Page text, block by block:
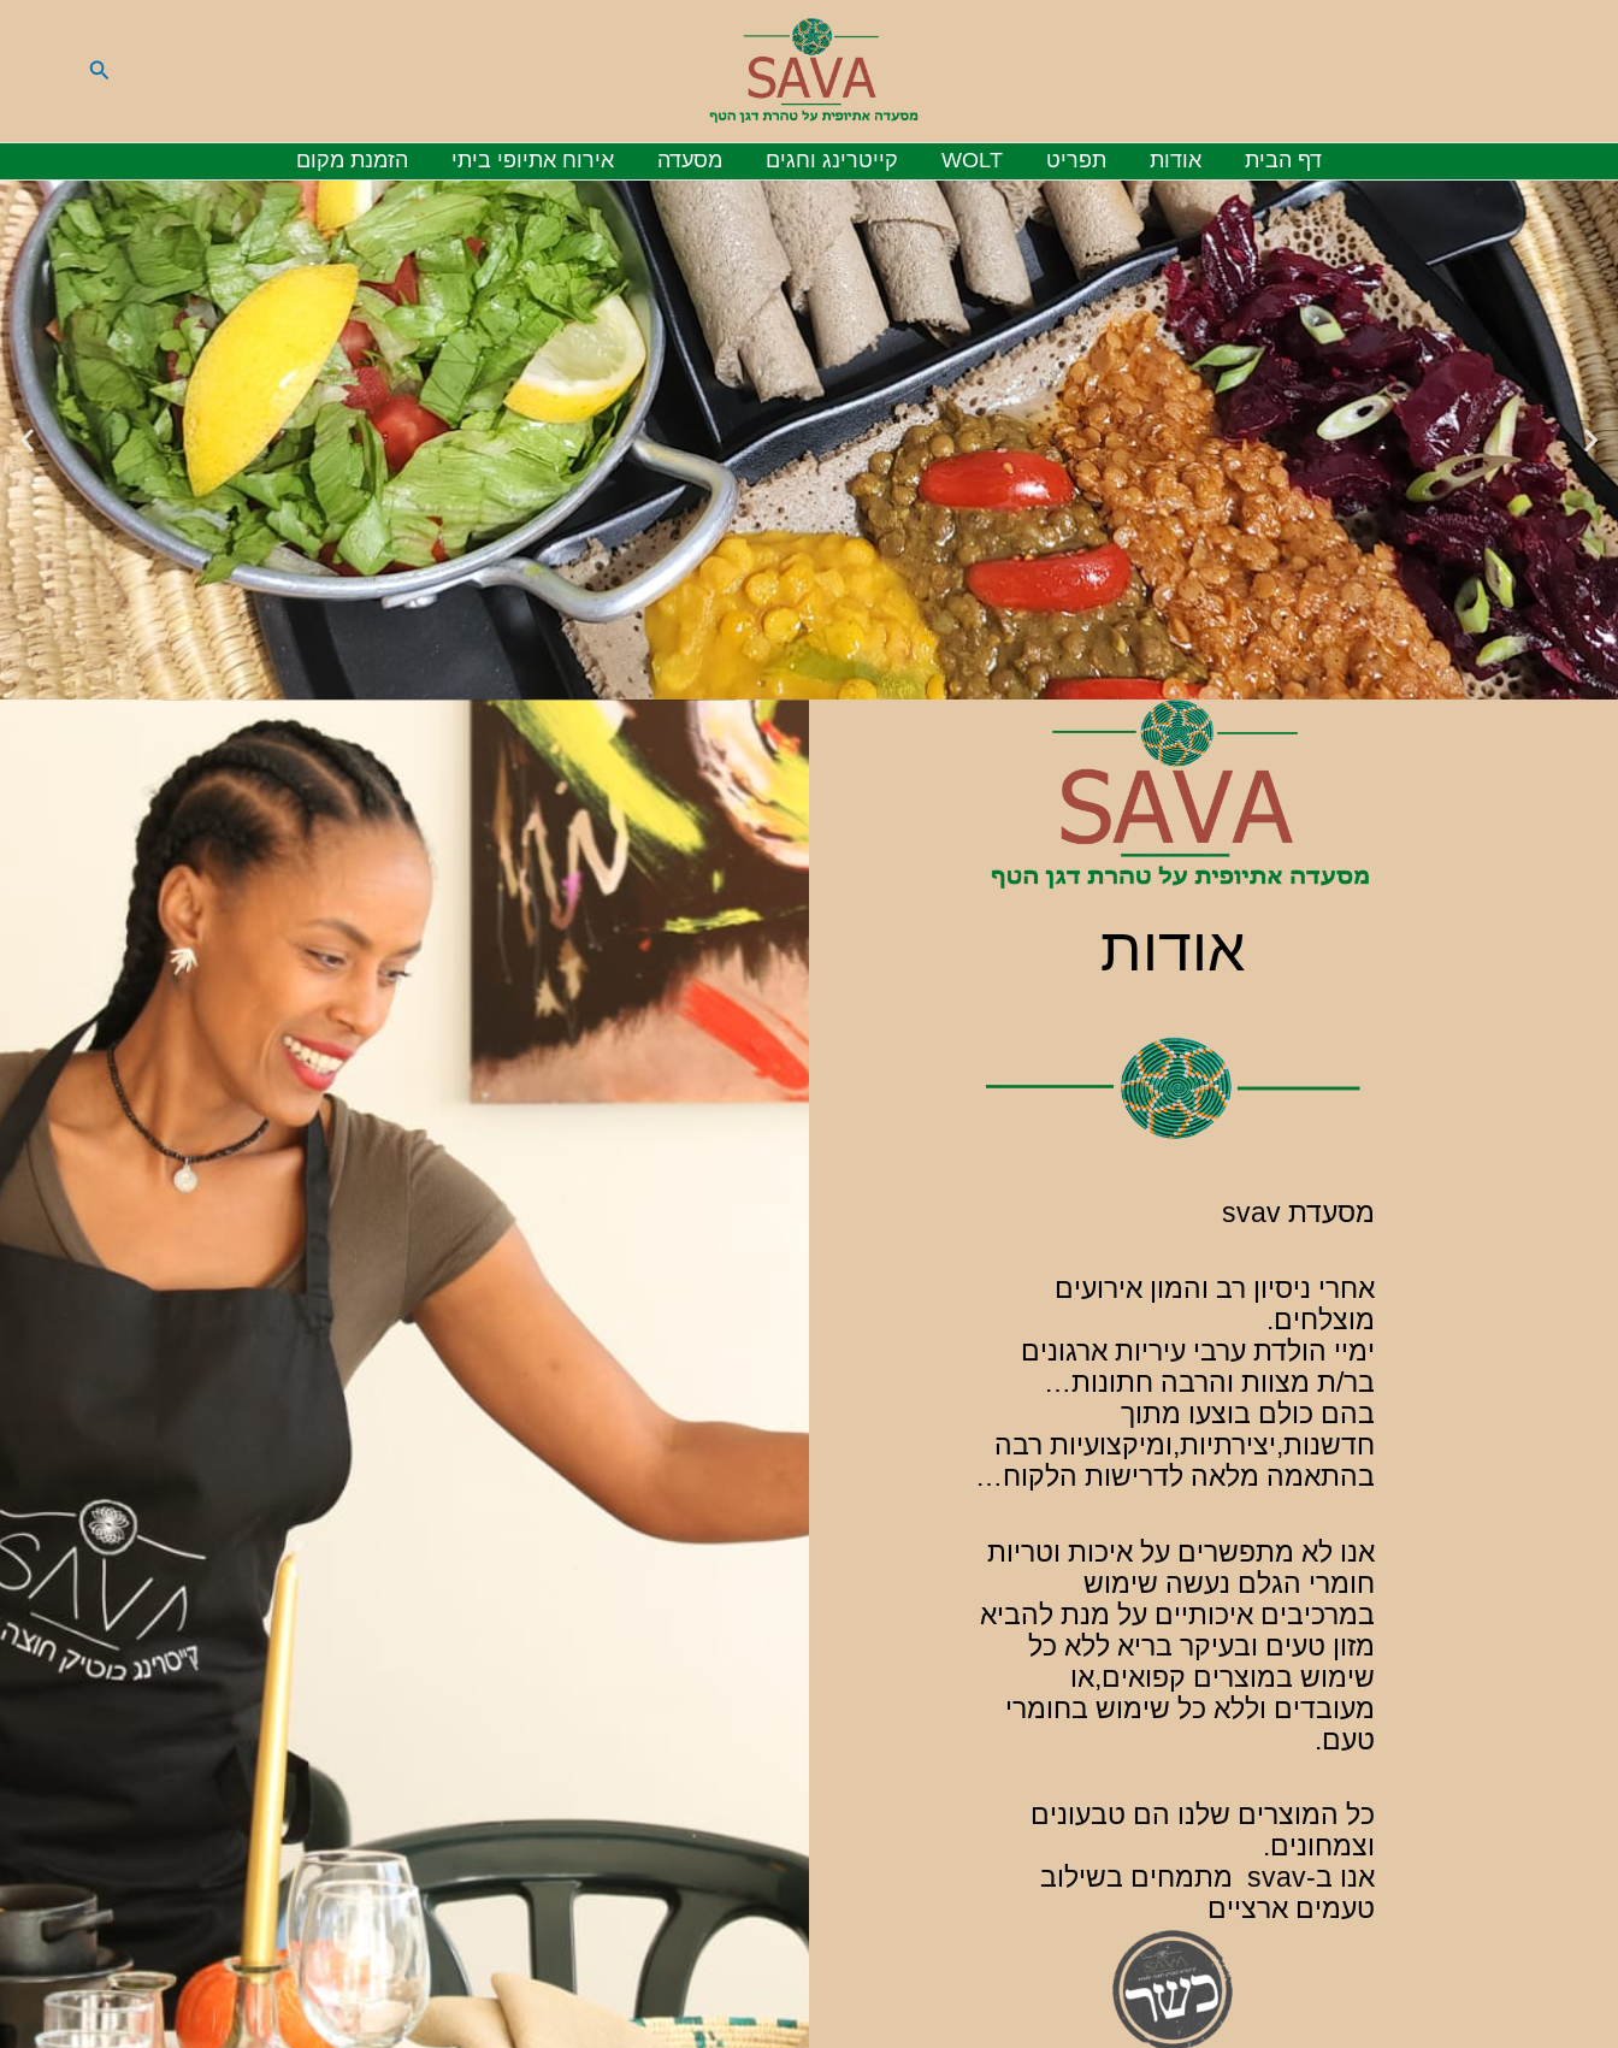
חיפוש
דף הבית אודות תפריט WOLT קייטרינג וחגים מסעדה אירוח אתיופי ביתי הזמנת מקום
על טהרת דגן
אודות
מסעדת svav
אחרי ניסיון רב והמון אירועים
מוצלחים.
ימיי הולדת ערבי עיריות ארגונים
בר/ת מצוות והרבה חתונות…
בהם כולם בוצעו מתוך
חדשנות,יצירתיות,ומיקצועיות רבה
בהתאמה מלאה לדרישות הלקוח…
אנו לא מתפשרים על איכות וטריות
חומרי הגלם נעשה שימוש
במרכיבים איכותיים על מנת להביא
מזון טעים ובעיקר בריא ללא כל
שימוש במוצרים קפואים,או
מעובדים וללא כל שימוש בחומרי
טעם.
כל המוצרים שלנו הם טבעונים
וצמחונים.
אנו ב-svav מתמחים בשילוב
טעמים ארציים